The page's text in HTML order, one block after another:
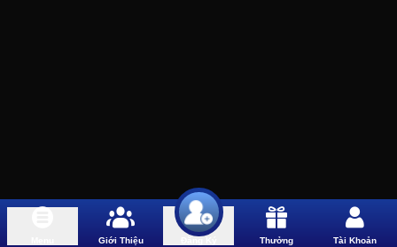
Giới Thiệu Thưởng Tài Khoản